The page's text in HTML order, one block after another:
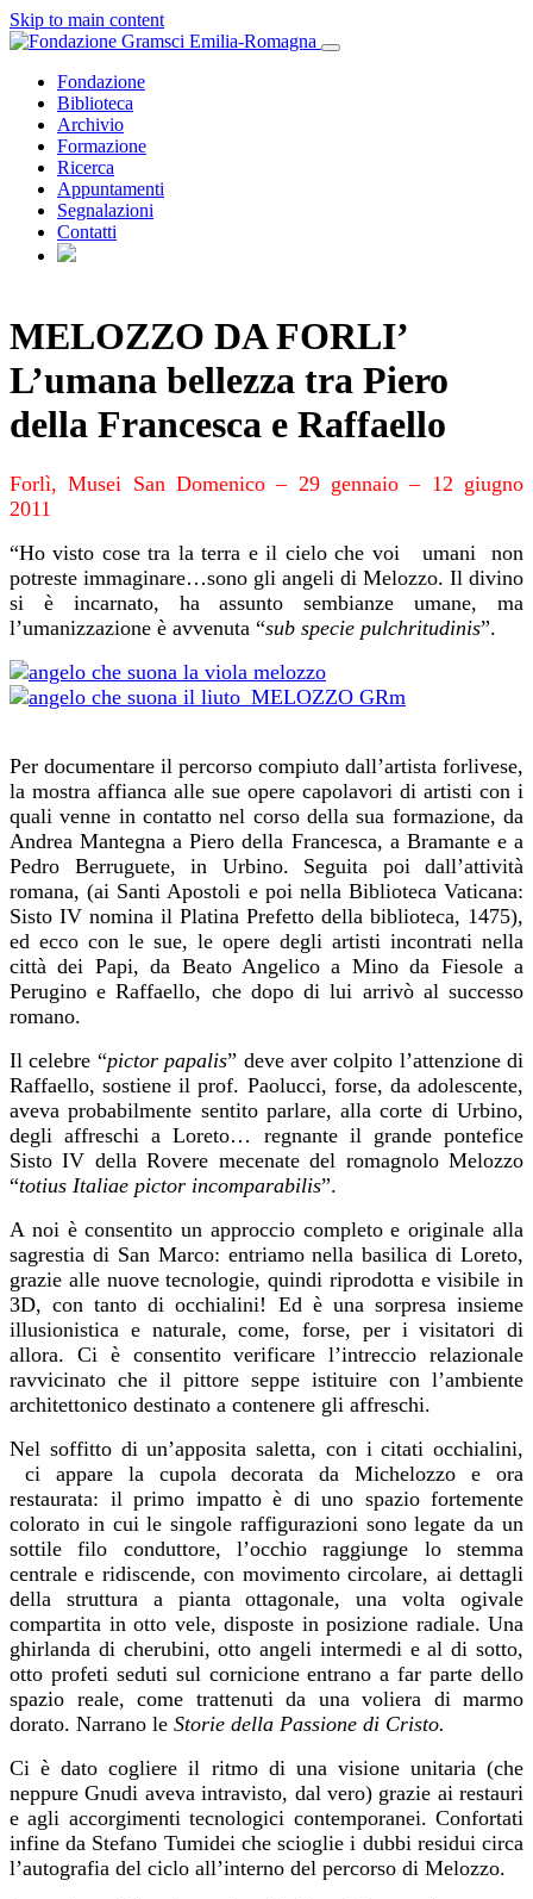
Skip to main content
Fondazione
Biblioteca
Archivio
Formazione
Ricerca
Appuntamenti
Segnalazioni
Contatti
MELOZZO DA FORLI’
L’umana bellezza tra Piero
della Francesca e Raffaello
Forlì, Musei San Domenico – 29 gennaio – 12 giugno
2011
“Ho visto cose tra la terra e il cielo che voi umani non
potreste immaginare…sono gli angeli di Melozzo. Il divino
si è incarnato, ha assunto sembianze umane, ma
l’umanizzazione è avvenuta “sub specie pulchritudinis”.
Per documentare il percorso compiuto dall’artista forlivese,
la mostra affianca alle sue opere capolavori di artisti con i
quali venne in contatto nel corso della sua formazione, da
Andrea Mantegna a Piero della Francesca, a Bramante e a
Pedro Berruguete, in Urbino. Seguita poi dall’attività
romana, (ai Santi Apostoli e poi nella Biblioteca Vaticana:
Sisto IV nomina il Platina Prefetto della biblioteca, 1475),
ed ecco con le sue, le opere degli artisti incontrati nella
città dei Papi, da Beato Angelico a Mino da Fiesole a
Perugino e Raffaello, che dopo di lui arrivò al successo
romano.
Il celebre “pictor papalis” deve aver colpito l’attenzione di
Raffaello, sostiene il prof. Paolucci, forse, da adolescente,
aveva probabilmente sentito parlare, alla corte di Urbino,
degli affreschi a Loreto… regnante il grande pontefice
Sisto IV della Rovere mecenate del romagnolo Melozzo
“totius Italiae pictor incomparabilis”.
A noi è consentito un approccio completo e originale alla
sagrestia di San Marco: entriamo nella basilica di Loreto,
grazie alle nuove tecnologie, quindi riprodotta e visibile in
3D, con tanto di occhialini! Ed è una sorpresa insieme
illusionistica e naturale, come, forse, per i visitatori di
allora. Ci è consentito verificare l’intreccio relazionale
ravvicinato che il pittore seppe istituire con l’ambiente
architettonico destinato a contenere gli affreschi.
Nel soffitto di un’apposita saletta, con i citati occhialini,
ci appare la cupola decorata da Michelozzo e ora
restaurata: il primo impatto è di uno spazio fortemente
colorato in cui le singole raffigurazioni sono legate da un
sottile filo conduttore, l’occhio raggiunge lo stemma
centrale e ridiscende, con movimento circolare, ai dettagli
della struttura a pianta ottagonale, una volta ogivale
compartita in otto vele, disposte in posizione radiale. Una
ghirlanda di cherubini, otto angeli intermedi e al di sotto,
otto profeti seduti sul cornicione entrano a far parte dello
spazio reale, come trattenuti da una voliera di marmo
dorato. Narrano le Storie della Passione di Cristo.
Ci è dato cogliere il ritmo di una visione unitaria (che
neppure Gnudi aveva intravisto, dal vero) grazie ai restauri
e agli accorgimenti tecnologici contemporanei. Confortati
infine da Stefano Tumidei che scioglie i dubbi residui circa
l’autografia del ciclo all’interno del percorso di Melozzo.